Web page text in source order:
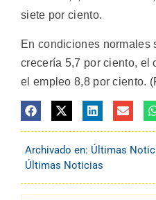
siete por ciento.
En condiciones normales
crecería 5,7 por ciento, el
el empleo 8,8 por ciento.
Archivado en: Últimas
Últimas Noticias